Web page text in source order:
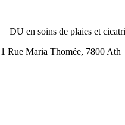
DU en soins de plaies et
Rue Maria Thomée, 7800 Ath